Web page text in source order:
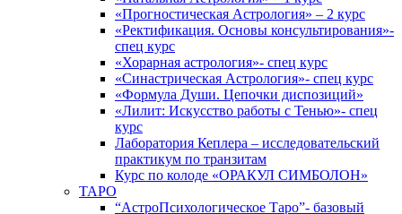
«Прогностическая Астрология» – 2 курс
«Ректификация. Основы консультирования»-
спец курс
«Хорарная астрология»- спец курс
«Синастрическая Астрология»- спец курс
«Формула Души. Цепочки диспозиций»
«Лилит: Искусство работы с Тенью»- спец
курс
Лаборатория Кеплера – исследовательский
практикум по транзитам
Курс по колоде «ОРАКУЛ СИМБОЛОН»
ТАРО
“АстроПсихологическое Таро”- базовый